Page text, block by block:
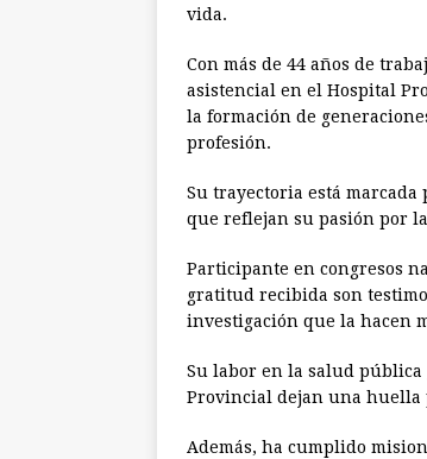
vida.
Con más de 44 años de
asistencial en el Hospital
la formación de
profesión.
Su trayectoria está
que reflejan su pasión por
Participante en congresos
gratitud recibida son
investigación que la hacen
Su labor en la salud
Provincial dejan una huella
Además, ha cumplido